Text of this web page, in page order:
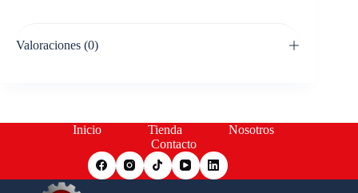
Valoraciones (0)
Inicio Tienda
Nosotros
Contacto